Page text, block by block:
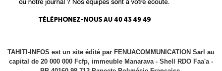
TAHITI-INFOS est un site édité par FENUACOMMUNICATION Sarl au
capital de 20 000 000 Fcfp, immeuble Manarava - Shell RDO Faa'a -